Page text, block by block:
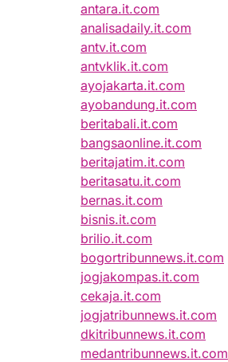
antara.it.com
analisadaily.it.com
antv.it.com
antvklik.it.com
ayojakarta.it.com
ayobandung.it.com
beritabali.it.com
bangsaonline.it.com
beritajatim.it.com
beritasatu.it.com
bernas.it.com
bisnis.it.com
brilio.it.com
bogortribunnews.it.com
jogjakompas.it.com
cekaja.it.com
jogjatribunnews.it.com
dkitribunnews.it.com
medantribunnews.it.com